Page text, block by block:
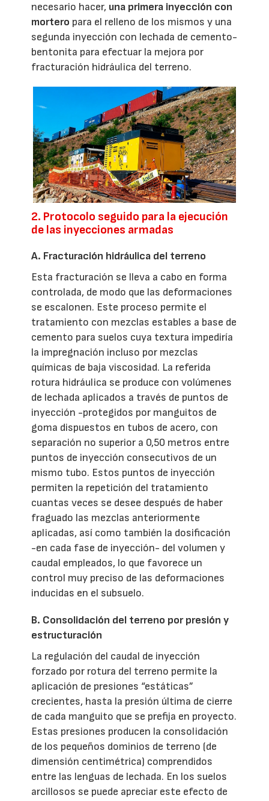
necesario hacer, una primera inyección con
mortero para el relleno de los mismos y una
segunda inyección con lechada de cemento-
bentonita para efectuar la mejora por
fracturación hidráulica del terreno.
2. Protocolo seguido para la ejecución
de las inyecciones armadas
A. Fracturación hidráulica del terreno
Esta fracturación se lleva a cabo en forma
controlada, de modo que las deformaciones
se escalonen. Este proceso permite el
tratamiento con mezclas estables a base de
cemento para suelos cuya textura impediría
la impregnación incluso por mezclas
químicas de baja viscosidad. La referida
rotura hidráulica se produce con volúmenes
de lechada aplicados a través de puntos de
inyección -protegidos por manguitos de
goma dispuestos en tubos de acero, con
separación no superior a 0,50 metros entre
puntos de inyección consecutivos de un
mismo tubo. Estos puntos de inyección
permiten la repetición del tratamiento
cuantas veces se desee después de haber
fraguado las mezclas anteriormente
aplicadas, así como también la dosificación
-en cada fase de inyección- del volumen y
caudal empleados, lo que favorece un
control muy preciso de las deformaciones
inducidas en el subsuelo.
B. Consolidación del terreno por presión y
estructuración
La regulación del caudal de inyección
forzado por rotura del terreno permite la
aplicación de presiones “estáticas”
crecientes, hasta la presión última de cierre
de cada manguito que se prefija en proyecto.
Estas presiones producen la consolidación
de los pequeños dominios de terreno (de
dimensión centimétrica) comprendidos
entre las lenguas de lechada. En los suelos
arcillosos se puede apreciar este efecto de